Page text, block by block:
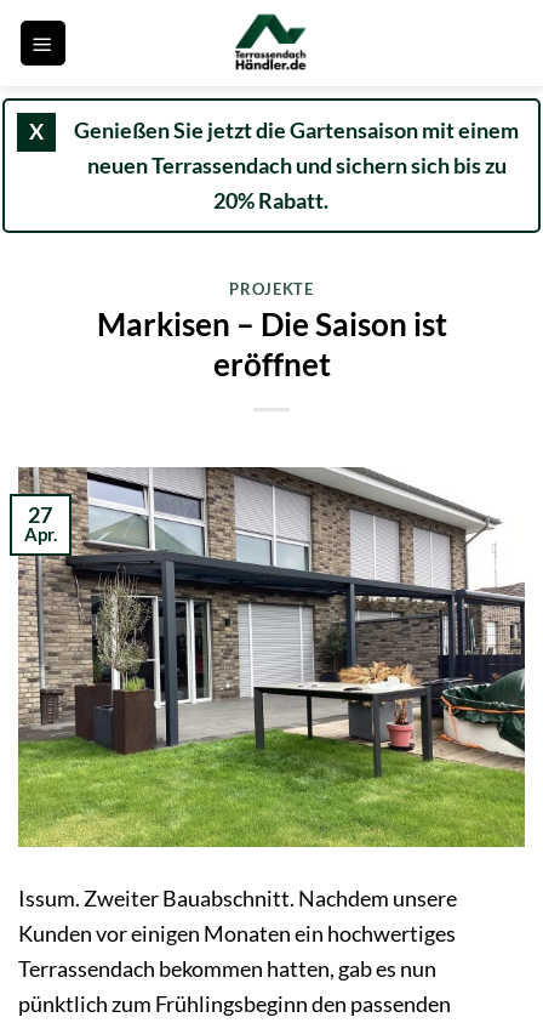
Zum
Inhalt
X
Genießen Sie jetzt die Gartensaison mit einem
neuen Terrassendach und sichern sich bis zu
20% Rabatt.
PROJEKTE
Markisen – Die Saison ist
eröffnet
27
Apr.
Issum. Zweiter Bauabschnitt. Nachdem unsere
Kunden vor einigen Monaten ein hochwertiges
Terrassendach bekommen hatten, gab es nun
pünktlich zum Frühlingsbeginn den passenden